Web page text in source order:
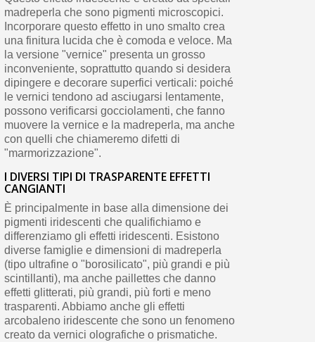
madreperla che sono pigmenti microscopici.
Incorporare questo effetto in uno smalto crea
una finitura lucida che è comoda e veloce. Ma
la versione "vernice" presenta un grosso
inconveniente, soprattutto quando si desidera
dipingere e decorare superfici verticali: poiché
le vernici tendono ad asciugarsi lentamente,
possono verificarsi gocciolamenti, che fanno
muovere la vernice e la madreperla, ma anche
con quelli che chiameremo difetti di
"marmorizzazione".
I DIVERSI TIPI DI TRASPARENTE EFFETTI
CANGIANTI
È principalmente in base alla dimensione dei
pigmenti iridescenti che qualifichiamo e
differenziamo gli effetti iridescenti. Esistono
diverse famiglie e dimensioni di madreperla
(tipo ultrafine o "borosilicato", più grandi e più
scintillanti), ma anche paillettes che danno
effetti glitterati, più grandi, più forti e meno
trasparenti. Abbiamo anche gli effetti
arcobaleno iridescente che sono un fenomeno
creato da vernici olografiche o prismatiche.